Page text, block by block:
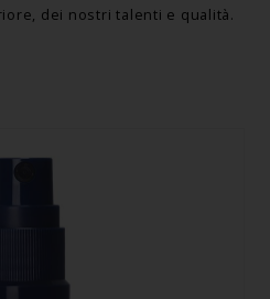
dei nostri talenti e qualità.